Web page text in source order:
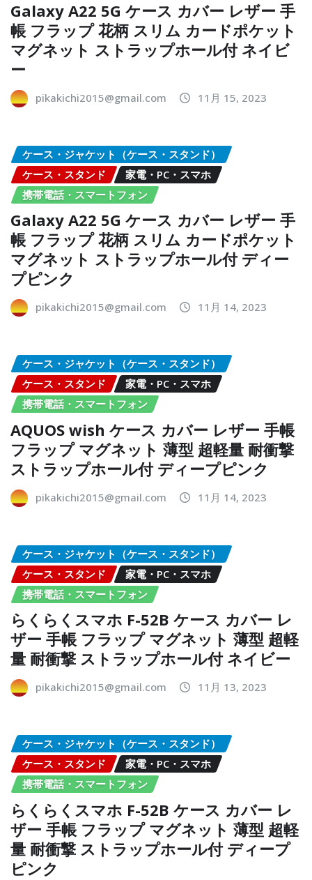
Galaxy A22 5G ケース カバー レザー 手
帳 フラップ 花柄 スリム カードポケット
マグネット ストラップホール付 ネイビ
ー
pikakichi2015@gmail.com 11月 15, 2023
ケース・ジャケット（ケース・スタンド）
ケース・スタンド
家電・PC・スマホ
携帯電話・スマートフォン
Galaxy A22 5G ケース カバー レザー 手
帳 フラップ 花柄 スリム カードポケット
マグネット ストラップホール付 ディー
プピンク
pikakichi2015@gmail.com 11月 14, 2023
ケース・ジャケット（ケース・スタンド）
ケース・スタンド
家電・PC・スマホ
携帯電話・スマートフォン
AQUOS wish ケース カバー レザー 手帳
フラップ マグネット 薄型 超軽量 耐衝撃
ストラップホール付 ディープピンク
pikakichi2015@gmail.com 11月 14, 2023
ケース・ジャケット（ケース・スタンド）
ケース・スタンド
家電・PC・スマホ
携帯電話・スマートフォン
らくらくスマホ F-52B ケース カバー レ
ザー 手帳 フラップ マグネット 薄型 超軽
量 耐衝撃 ストラップホール付 ネイビー
pikakichi2015@gmail.com 11月 13, 2023
ケース・ジャケット（ケース・スタンド）
ケース・スタンド
家電・PC・スマホ
携帯電話・スマートフォン
らくらくスマホ F-52B ケース カバー レ
ザー 手帳 フラップ マグネット 薄型 超軽
量 耐衝撃 ストラップホール付 ディープ
ピンク